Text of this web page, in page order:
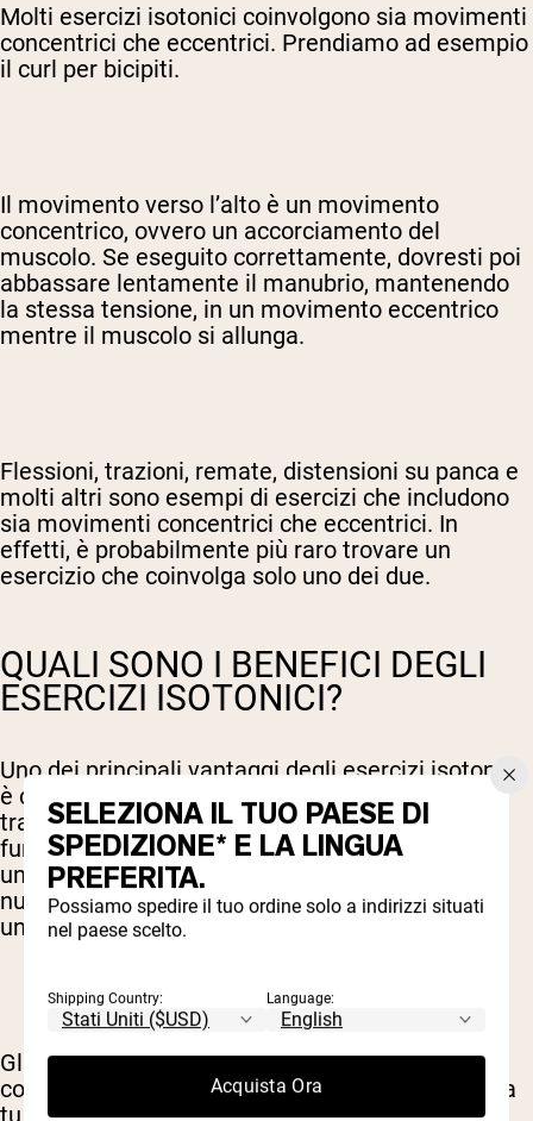
Molti esercizi isotonici coinvolgono sia movimenti
concentrici che eccentrici. Prendiamo ad esempio
il curl per bicipiti.
Il movimento verso l’alto è un movimento
concentrico, ovvero un accorciamento del
muscolo. Se eseguito correttamente, dovresti poi
abbassare lentamente il manubrio, mantenendo
la stessa tensione, in un movimento eccentrico
mentre il muscolo si allunga.
Flessioni, trazioni, remate, distensioni su panca e
molti altri sono esempi di esercizi che includono
sia movimenti concentrici che eccentrici. In
effetti, è probabilmente più raro trovare un
esercizio che coinvolga solo uno dei due.
QUALI SONO I BENEFICI DEGLI
ESERCIZI ISOTONICI?
Uno dei principali vantaggi degli esercizi isotonici
è come replicano i movimenti abituali,
traducendosi quindi in una migliore forza
funzionale al di fuori della palestra. Eseguire
un'intera gamma di movimenti attiva anche un
numero maggiore di fibre muscolari, favorendo
una crescita complessiva maggiore.
Gli esercizi isotonici sono anche generalmente
comodi e facili da fare con qualsiasi attrezzatura
SELEZIONA IL TUO PAESE DI
SPEDIZIONE* E LA LINGUA
PREFERITA.
Possiamo spedire il tuo ordine solo a indirizzi situati
nel paese scelto.
Shipping Country: Language:
Acquista Ora